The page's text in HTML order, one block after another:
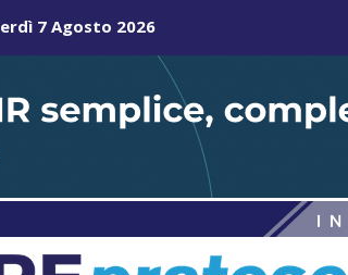
7 Agosto 2026